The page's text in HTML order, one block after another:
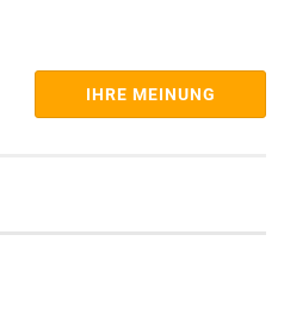
IHRE MEINUNG